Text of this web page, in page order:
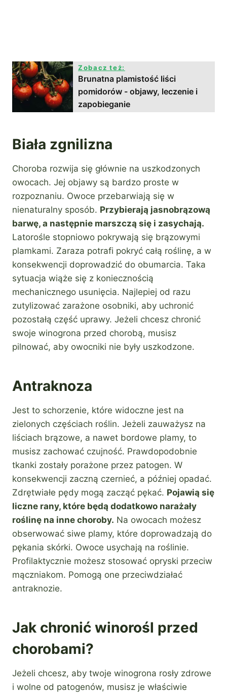
Zobacz też:
Brunatna plamistość liści
pomidorów - objawy, leczenie i
zapobieganie
Biała zgnilizna
Choroba rozwija się głównie na uszkodzonych
owocach. Jej objawy są bardzo proste w
rozpoznaniu. Owoce przebarwiają się w
nienaturalny sposób. Przybierają jasnobrązową
barwę, a następnie marszczą się i zasychają.
Latorośle stopniowo pokrywają się brązowymi
plamkami. Zaraza potrafi pokryć całą roślinę, a w
konsekwencji doprowadzić do obumarcia. Taka
sytuacja wiąże się z koniecznością
mechanicznego usunięcia. Najlepiej od razu
zutylizować zarażone osobniki, aby uchronić
pozostałą część uprawy. Jeżeli chcesz chronić
swoje winogrona przed chorobą, musisz
pilnować, aby owocniki nie były uszkodzone.
Antraknoza
Jest to schorzenie, które widoczne jest na
zielonych częściach roślin. Jeżeli zauważysz na
liściach brązowe, a nawet bordowe plamy, to
musisz zachować czujność. Prawdopodobnie
tkanki zostały porażone przez patogen. W
konsekwencji zaczną czernieć, a później opadać.
Zdrętwiałe pędy mogą zacząć pękać. Pojawią się
liczne rany, które będą dodatkowo narażały
roślinę na inne choroby. Na owocach możesz
obserwować siwe plamy, które doprowadzają do
pękania skórki. Owoce usychają na roślinie.
Profilaktycznie możesz stosować opryski przeciw
mączniakom. Pomogą one przeciwdziałać
antraknozie.
Jak chronić winorośl przed
chorobami?
Jeżeli chcesz, aby twoje winogrona rosły zdrowe
i wolne od patogenów, musisz je właściwie